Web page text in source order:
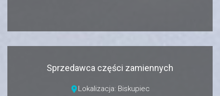
Sprzedawca części zamiennych
Lokalizacja: Biskupiec